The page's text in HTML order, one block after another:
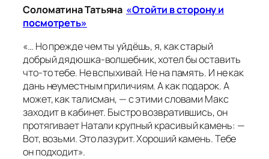
Соломатина Татьяна «Отойти в сторону и
посмотреть»
«… Но прежде чем ты уйдёшь, я, как старый
добрый дядюшка-волшебник, хотел бы оставить
что-то тебе. Не вспыхивай. Не на память. И не как
дань неуместным приличиям. А как подарок. А
может, как талисман, — с этими словами Макс
заходит в кабинет. Быстро возвратившись, он
протягивает Натали крупный красивый камень: —
Вот, возьми. Это лазурит. Хороший камень. Тебе
он подходит».